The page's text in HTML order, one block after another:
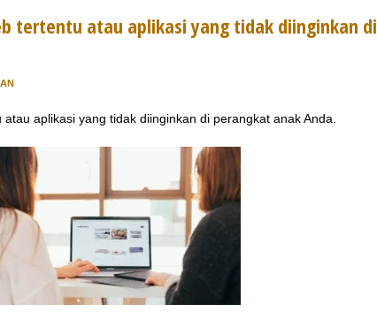
tertentu atau aplikasi yang tidak diinginkan di
aplikasi yang tidak diinginkan di perangkat anak Anda.